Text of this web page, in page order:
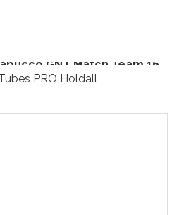
GNT Match Team 16...
PRO Holdall